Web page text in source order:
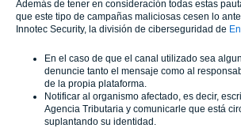
Además de tener en consideración todas estas
que este tipo de campañas maliciosas cesen lo
Innotec Security, la división de ciberseguridad de
En el caso de que el canal utilizado sea
denuncie tanto el mensaje como al
de la propia plataforma.
Notificar al organismo afectado, es decir,
Agencia Tributaria y comunicarle que está
suplantando su identidad.